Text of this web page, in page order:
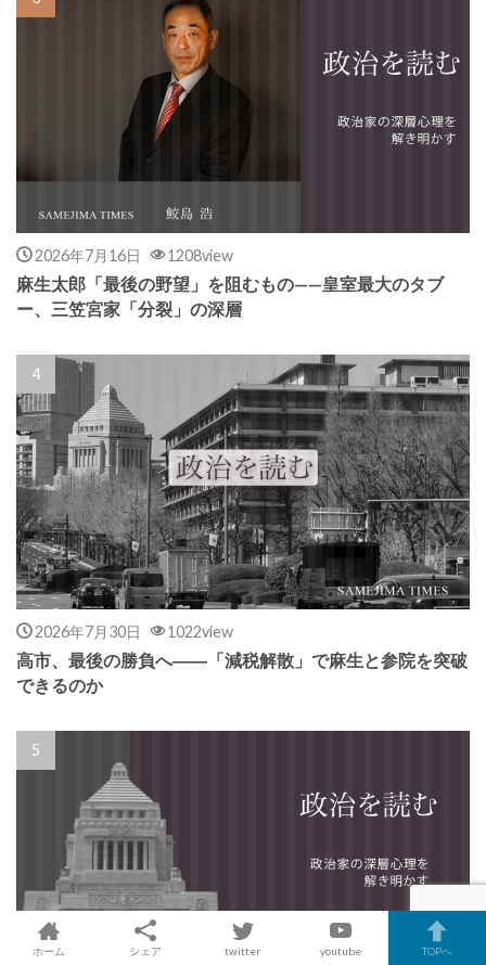
2026年7月16日 1208view
麻生太郎「最後の野望」を阻むもの——皇室最大のタブ
ー、三笠宮家「分裂」の深層
2026年7月30日 1022view
高市、最後の勝負へ――「減税解散」で麻生と参院を突破
できるのか
ホーム シェア twitter youtube TOPへ